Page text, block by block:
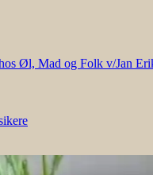
Øl, Mad og Folk v/Jan